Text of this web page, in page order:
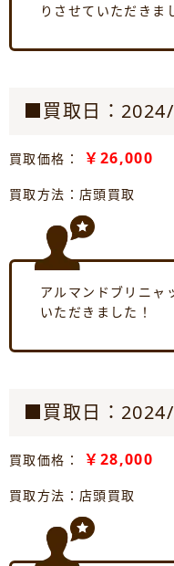
りさせていただきま
■買取日：
買取価格： ￥26,000
買取方法：店頭買取
アルマンドブリニャ
いただきました！
■買取日：
買取価格： ￥28,000
買取方法：店頭買取